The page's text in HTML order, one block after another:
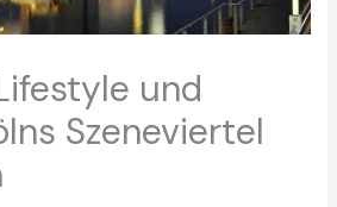
und
Szeneviertel